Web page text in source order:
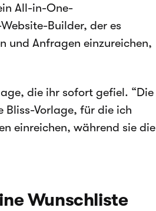
All-in-One-
Builder, der es
und Anfragen einzureichen,
die ihr sofort gefiel. “Die
Vorlage, für die ich
einreichen, während sie die
Wunschliste